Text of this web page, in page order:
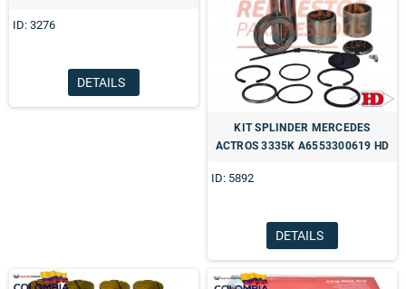
ID: 3276
DETAILS
KIT SPLINDER MERCEDES
ACTROS 3335K A6553300619 HD
ID: 5892
DETAILS